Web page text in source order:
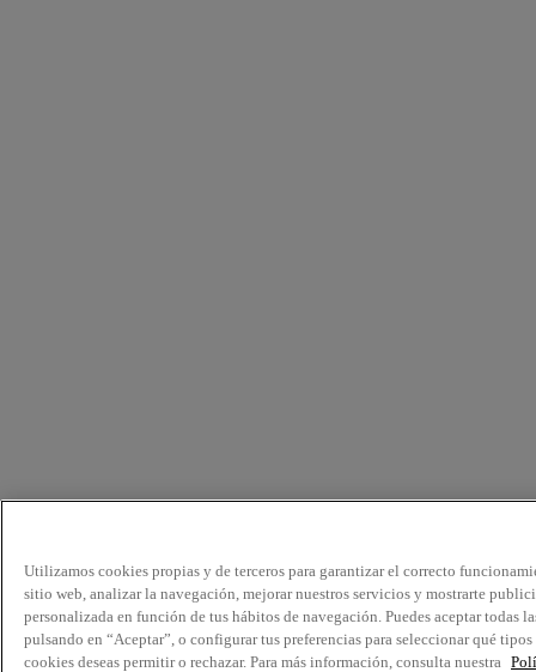
Utilizamos cookies propias y de terceros para garantizar el correcto
sitio web, analizar la navegación, mejorar nuestros servicios y mostrarte
personalizada en función de tus hábitos de navegación. Puedes aceptar todas
pulsando en “Aceptar”, o configurar tus preferencias para seleccionar qué tipos
cookies deseas permitir o rechazar. Para más información, consulta nuestra